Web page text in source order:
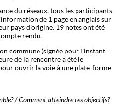
du réseaux, tous les participants
de 1 page en anglais sur
pays d’origine. 19 notes ont été
rendu.
commune (signée pour l’instant
de la rencontre a été le
ouvrir la voie à une plate-forme
/ Comment atteindre ces objectifs?